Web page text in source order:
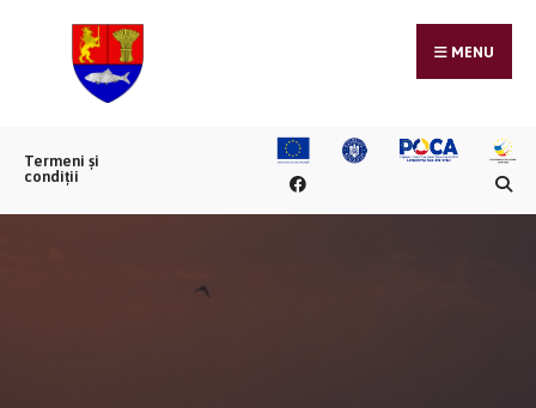
MENU
Termeni și
condiții